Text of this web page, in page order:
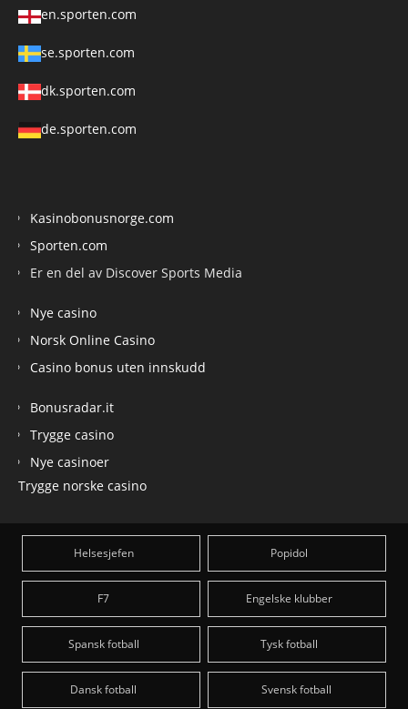
en.sporten.com
se.sporten.com
dk.sporten.com
de.sporten.com
Kasinobonusnorge.com
Sporten.com
Er en del av Discover Sports Media
Nye casino
Norsk Online Casino
Casino bonus uten innskudd
Bonusradar.it
Trygge casino
Nye casinoer
Trygge norske casino
Helsesjefen Popidol
F7 Engelske klubber
Spansk fotball Tysk fotball
Dansk fotball Svensk fotball